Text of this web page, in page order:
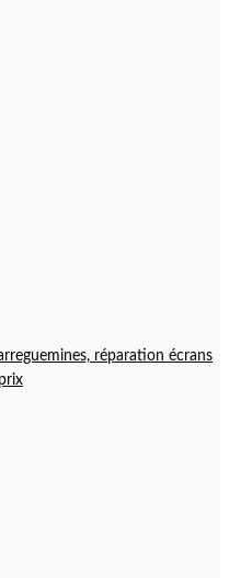
réparation écrans